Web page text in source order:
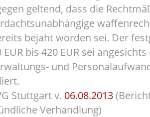
geltend, dass die
bejaht worden sei. Der
bis 420 EUR sei
und
Stuttgart v. 06.08.2013
Verhandlung)